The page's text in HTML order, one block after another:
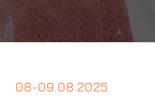
08-09.08.2025